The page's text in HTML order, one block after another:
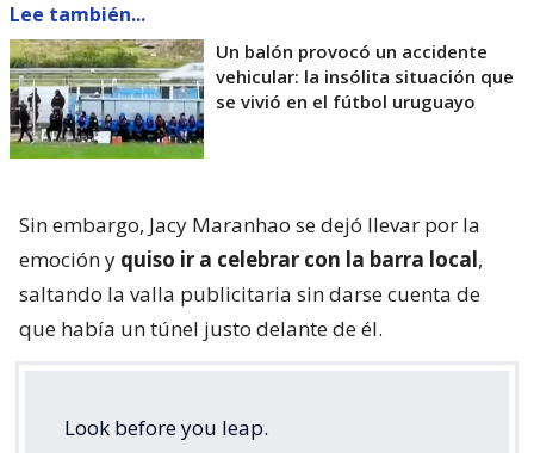
Lee también...
Un balón provocó un accidente
vehicular: la insólita situación que
se vivió en el fútbol uruguayo
Sin embargo, Jacy Maranhao se dejó llevar por la
emoción y quiso ir a celebrar con la barra local,
saltando la valla publicitaria sin darse cuenta de
que había un túnel justo delante de él.
Look before you leap.